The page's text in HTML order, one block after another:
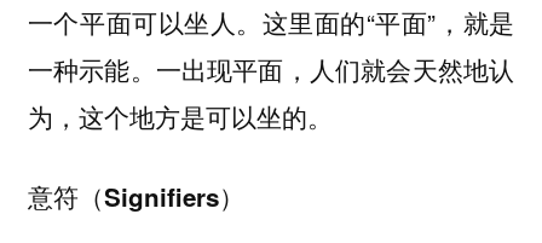
一个平面可以坐人。这里面的“平面”，就是
一种示能。一出现平面，人们就会天然地认
为，这个地方是可以坐的。
意符（Signifiers）